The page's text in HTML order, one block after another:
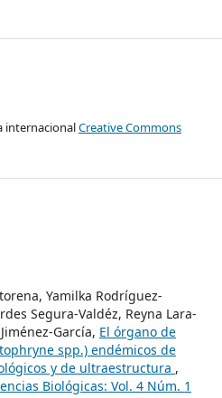
internacionalCreative Commons
Yamilka Rodríguez-
Segura-Valdéz, Reyna Lara-
García, El órgano de
spp.) endémicos de
y de ultraestructura ,
Biológicas: Vol. 4 Núm. 1